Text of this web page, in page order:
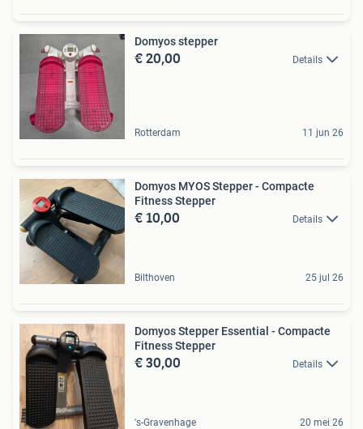
Domyos stepper
€ 20,00 Details
Rotterdam 11 jun 26
Domyos MYOS Stepper - Compacte
Fitness Stepper
€ 10,00 Details
Bilthoven 25 jul 26
Domyos Stepper Essential - Compacte
Fitness Stepper
€ 30,00 Details
's-Gravenhage 20 mei 26